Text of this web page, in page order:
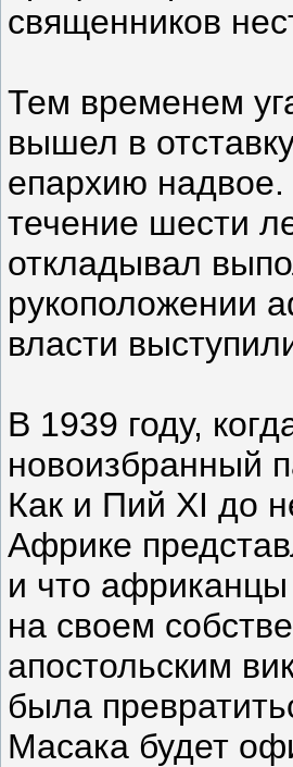
священников
Тем временем
вышел в
епархию
течение шести
откладывал
рукоположении
власти
В 1939 году,
новоизбранный
Как и Пий XI до
Африке
и что
на своем
апостольским
была
Масака будет